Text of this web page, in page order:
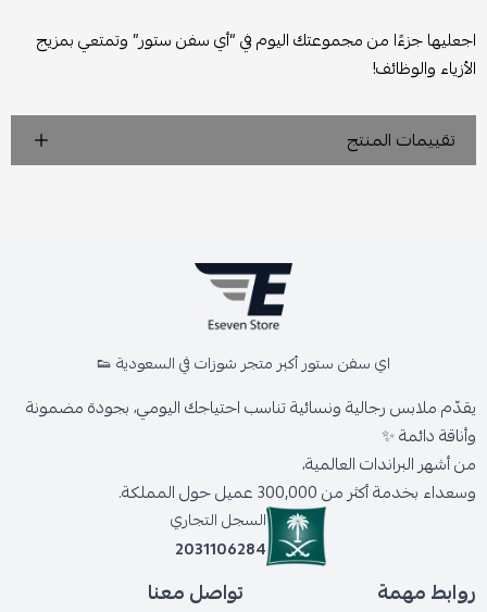
اجعليها جزءًا من مجموعتك اليوم في “أي سفن ستور” وتمتعي بمزيج
الأزياء والوظائف!
تقييمات المنتج
اي سفن ستور أكبر متجر شوزات في السعودية 👟
يقدّم ملابس رجالية ونسائية تناسب احتياجك اليومي، بجودة مضمونة
وأناقة دائمة ✨
من أشهر البراندات العالمية،
وسعداء بخدمة أكثر من 300,000 عميل حول المملكة.
السجل التجاري
2031106284
روابط مهمة تواصل معنا